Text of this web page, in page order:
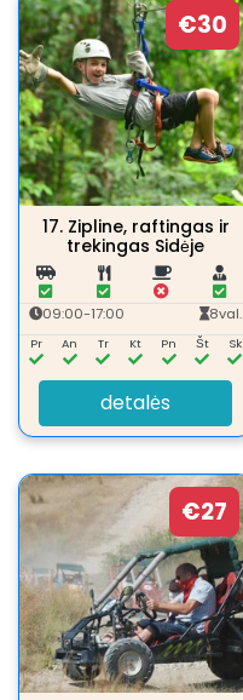
€30
17. Zipline, raftingas ir
trekingas Sidėje
09:00-17:00 8val.
Pr An Tr Kt Pn Št Sk
detalės
€27